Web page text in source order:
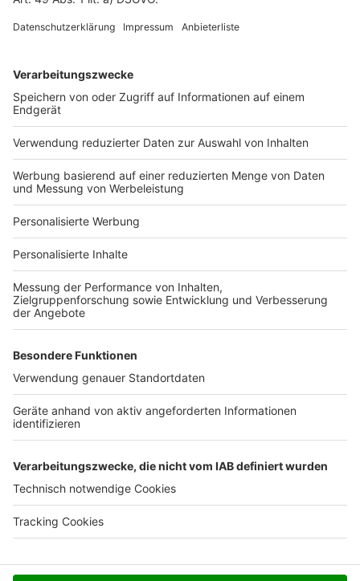
Services
Bauprojekt-Quiz
Häuser-Suche
Hausanbieter-Suche
Bauprojekt-Profil
Für Unternehmen
Ihre Baufirma auf bauen.de
Kostenloses Infogespräch